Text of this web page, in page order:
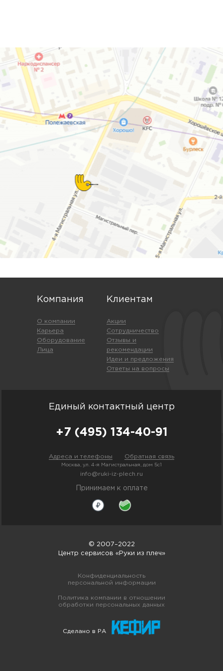
Компания
О компании
Карьера
Оборудование
Лица
Клиентам
Акции
Сотрудничество
Отзывы и
рекомендации
Идеи и предложения
Ответы на вопросы
Единый контактный центр
+7 (495) 134-40-91
Адреса и телефоны Обратная связь
Москва, ул. 4-я Магистральная, дом 5с1
info@ruki-iz-plech.ru
Принимаем к оплате
© 2007–2022
Центр сервисов «Руки из плеч»
Конфиденциальность
персональной информации
Политика компании в отношении
обработки персональных данных
Сделано в РА